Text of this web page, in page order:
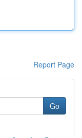
Report Page
Go